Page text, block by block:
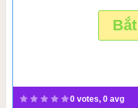
0 votes, 0 avg